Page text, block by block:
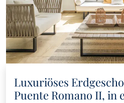
Luxuriöses
Puente Romano II, in